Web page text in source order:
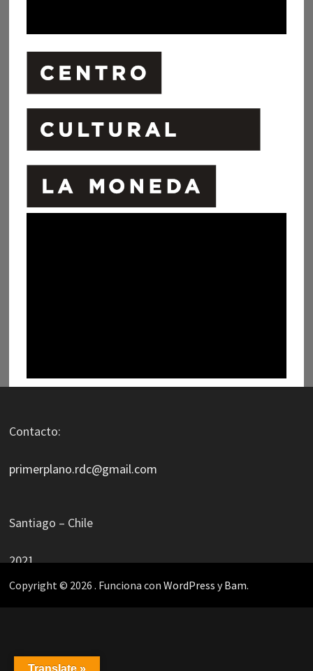
Contacto:
primerplano.rdc@gmail.com
Santiago – Chile
2021
Copyright © 2026 . Funciona con WordPress yBam.
Translate »